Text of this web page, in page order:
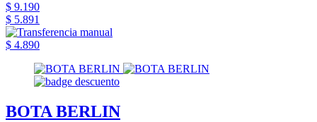
$ 9.190
$ 5.891
$ 4.890
BOTA BERLIN